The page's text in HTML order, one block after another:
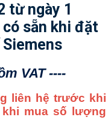
từ ngày 1
sẵn khi đặt
VAT ----
liên hệ trước khi
mua số lượng